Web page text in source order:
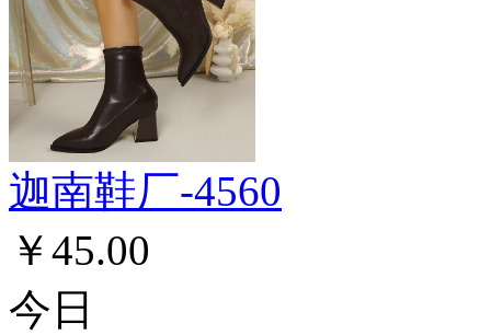
迦南鞋厂-4560
￥45.00
今日